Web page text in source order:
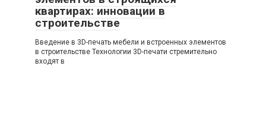
квартирах: инновации в
строительстве
Введение в 3D-печать мебели и встроенных элементов
в строительстве Технологии 3D-печати стремительно
входят в